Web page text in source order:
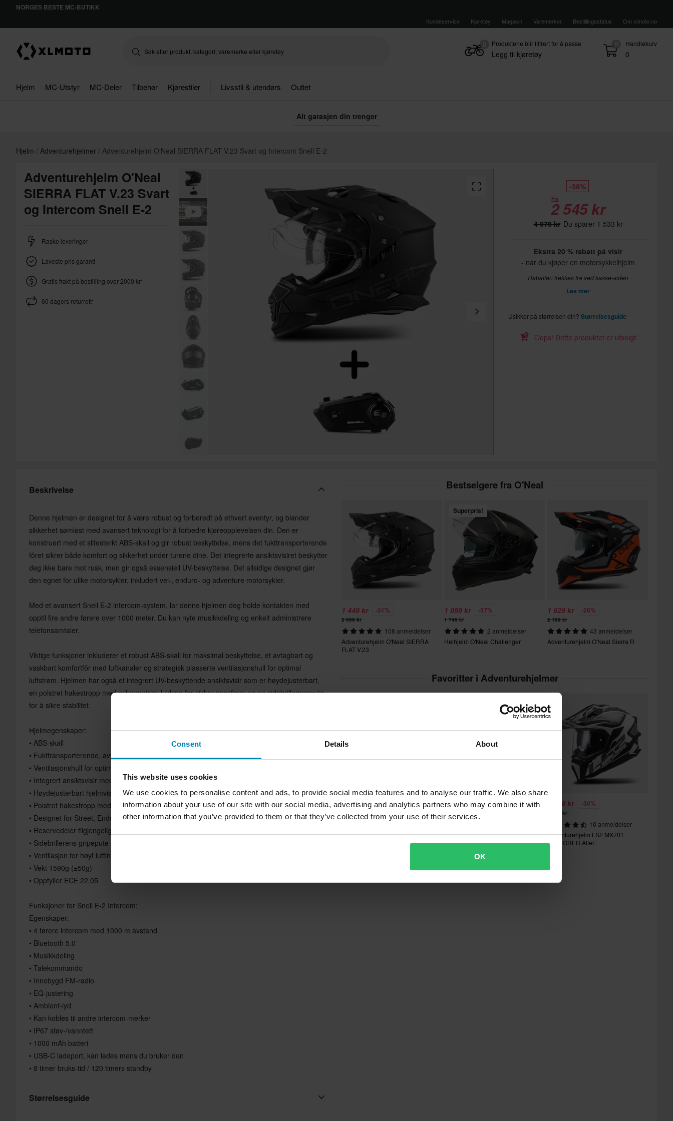
Consent Details About
This website uses cookies
We use cookies to personalise content and ads, to provide social media features and to analyse our traffic. We also share
information about your use of our site with our social media, advertising and analytics partners who may combine it with
other information that you’ve provided to them or that they’ve collected from your use of their services.
OK
NORGES BESTE MC-BUTIKK
Kundeservice Kjøretøy Magasin Varemerker Bestillingsstatus Om xlmoto.no
0 Handlekurv
0
Produktene blir filtrert for å passe
Legg til kjøretøy
Hjelm MC-Utstyr MC-Deler Tilbehør Kjørestiler Livsstil & utendørs Outlet
Alt garasjen din trenger
Hjelm Adventurehjelmer Adventurehjelm O'Neal SIERRA FLAT V.23 Svart og Intercom Snell E-2
Adventurehjelm O'Neal
SIERRA FLAT V.23 Svart
og Intercom Snell E-2
Raske leveringer
Laveste pris garanti
Gratis frakt på bestilling over 2000 kr*
60 dagers returrett*
-38%
Fra
2 545 kr
4 078 kr Du sparer 1 533 kr
Ekstra 20 % rabatt på visir
- når du kjøper en motorsykkelhjelm
Rabatten trekkes fra ved kasse-siden
Les mer
Usikker på størrelsen din? Størrelsesguide
Oops! Dette produktet er utsolgt.
Beskrivelse
Denne hjelmen er designet for å være robust og forberedt på ethvert eventyr, og blander
sikkerhet sømløst med avansert teknologi for å forbedre kjøreopplevelsen din. Den er
konstruert med et slitesterkt ABS-skall og gir robust beskyttelse, mens det fukttransporterende
fôret sikrer både komfort og sikkerhet under turene dine. Det integrerte ansiktsvisiret beskytter
deg ikke bare mot rusk, men gir også essensiell UV-beskyttelse. Det allsidige designet gjør
den egnet for ulike motorsykler, inkludert vei-, enduro- og adventure motorsykler.
Med et avansert Snell E-2 intercom-system, lar denne hjelmen deg holde kontakten med
opptil fire andre førere over 1000 meter. Du kan nyte musikkdeling og enkelt administrere
telefonsamtaler.
Viktige funksjoner inkluderer et robust ABS-skall for maksimal beskyttelse, et avtagbart og
vaskbart komfortfôr med luftkanaler og strategisk plasserte ventilasjonshull for optimal
luftstrøm. Hjelmen har også et integrert UV-beskyttende ansiktsvisir som er høydejusterbart,
en polstret hakestropp med mikrometrisk lukking for sikker passform og en sidebrillegreppute
for å sikre stabilitet.
Hjelmegenskaper:
• ABS-skall
• Fukttransporterende, avtagbar/vaskbar luftkanalbehag komfortfôring.
• Ventilasjonshull for optimal ventilasjon.
• Integrert ansiktsvisir med UV-beskyttelse
• Høydejusterbart hjelmvisir
• Polstret hakestropp med mikrometrisk lukking
• Designet for Street, Enduro og Adventure sykler
• Reservedeler tilgjengelig
• Sidebrillerens gripepute holder brillestroppen sikkert på plass.
• Ventilasjon for høyt luftinntak med en skjerm som slipper luft inn og holder rusk ute
• Vekt 1590g (±50g)
• Oppfyller ECE 22.05
Funksjoner for Snell E-2 Intercom:
Egenskaper:
• 4 førere intercom med 1000 m avstand
• Bluetooth 5.0
• Musikkdeling
• Talekommando
• Innebygd FM-radio
• EQ-justering
• Ambient-lyd
• Kan kobles til andre intercom-merker
• IP67 støv-/vanntett
• 1000 mAh batteri
• USB-C ladeport, kan lades mens du bruker den
• 8 timer bruks-tid / 120 timers standby
Størrelsesguide
Bestselgere fra O'Neal
1 449 kr -31%
2 099 kr
108 anmeldelser
Adventurehjelm O'Neal SIERRA
FLAT V.23
Superpris!
1 099 kr -37%
1 749 kr
2 anmeldelser
Helhjelm O'Neal Challenger
1 629 kr -26%
2 199 kr
43 anmeldelser
Adventurehjelm O'Neal Sierra R
Favoritter i Adventurehjelmer
3 519 kr -30%
4 999 kr
Adventurehjelm LS2 MX701
2 729 kr -26%
3 699 kr
Adventurehjelm LS2 MX701
Explorer Hexa
2 579 kr -30%
3 699 kr
10 anmeldelser
Adventurehjelm LS2 MX701
EXPLORER Alter